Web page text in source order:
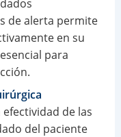
de alerta permite
en su
para
de las
del paciente